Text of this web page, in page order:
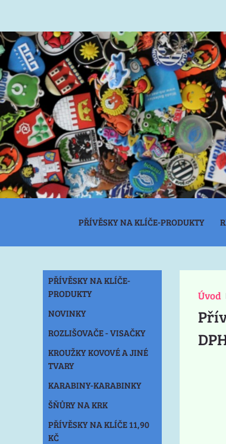
PŘÍVĚSKY NA KLÍČE-PRODUKTY
Úvod
PŘÍVĚSKY NA KLÍČE-
PRODUKTY
NOVINKY
ROZLIŠOVAČE - VISAČKY
KROUŽKY KOVOVÉ A JINÉ
TVARY
KARABINY-KARABINKY
ŠŇŮRY NA KRK
PŘÍVĚSKY NA KLÍČE 11,90
KČ